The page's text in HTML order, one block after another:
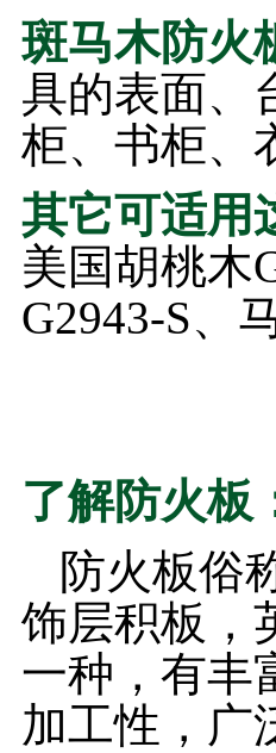
斑马木防火
具的表面、
柜、书柜、
其它可适用
美国胡桃木
G2943-S、
了解防火板
防火板俗
饰层积板，
一种，有丰
加工性，广